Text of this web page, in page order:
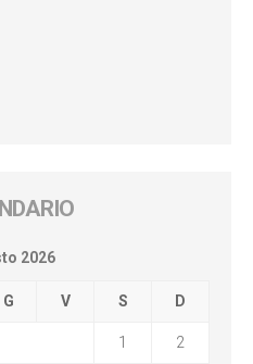
2026
G V S D
1 2